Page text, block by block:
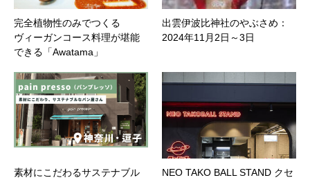
完全植物性のみでつくる
ヴィーガンコース料理が堪能
できる「Awatama」
出雲伊波比神社のやぶさめ：
2024年11月2日～3日
素材にこだわるサステナブル
NEO TAKO BALL STAND クセ